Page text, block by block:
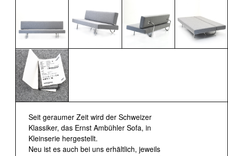
Seit geraumer Zeit wird der Schweizer
Klassiker, das Ernst Ambühler Sofa, in
Kleinserie hergestellt.
Neu ist es auch bei uns erhältlich, jeweils